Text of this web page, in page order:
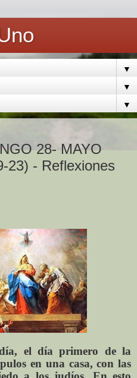
▼
▼
▼
28- MAYO
23) - Reflexiones
el día primero de la
en una casa, con las